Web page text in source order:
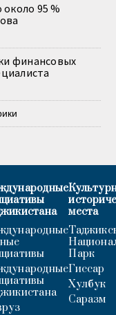
95 %
финансовых
места
Парк
Гиссар
Хулбук
Саразм